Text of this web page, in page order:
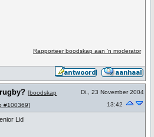
Rapporteer boodskap aan 'n moderator
[boodskap
#100369]
Di., 23 November 2004
13:42
Lid